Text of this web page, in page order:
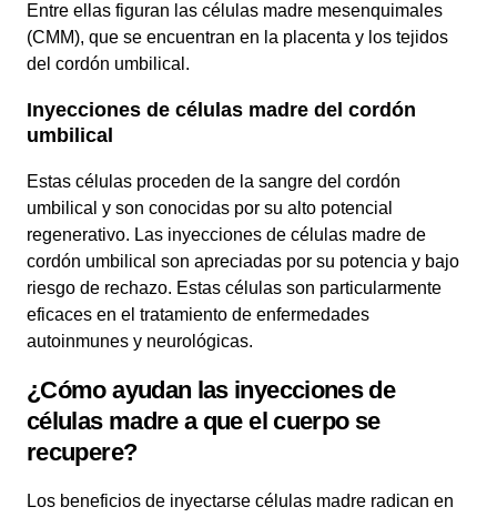
Entre ellas figuran las células madre mesenquimales
(CMM), que se encuentran en la placenta y los tejidos
del cordón umbilical.
Inyecciones de células madre del cordón
umbilical
Estas células proceden de la sangre del cordón
umbilical y son conocidas por su alto potencial
regenerativo. Las inyecciones de células madre de
cordón umbilical son apreciadas por su potencia y bajo
riesgo de rechazo. Estas células son particularmente
eficaces en el tratamiento de enfermedades
autoinmunes y neurológicas.
¿Cómo ayudan las inyecciones de
células madre a que el cuerpo se
recupere?
Los beneficios de inyectarse células madre radican en